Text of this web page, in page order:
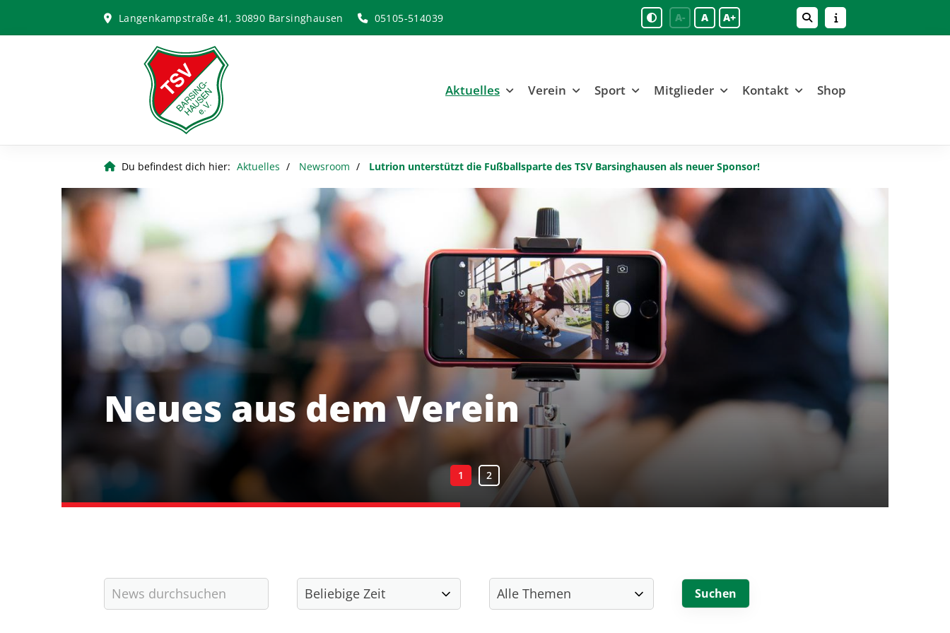
Langenkampstraße 41, 30890 Barsinghausen 05105-514039 A- A A+
Aktuelles Verein Sport Mitglieder Kontakt Shop
Du befindest dich hier: Aktuelles Newsroom Lutrion unterstützt die Fußballsparte des TSV Barsinghausen als neuer Sponsor!
Neues aus dem Verein